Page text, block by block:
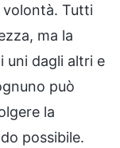
volontà. Tutti
ma la
uni dagli altri e
può
la
possibile.